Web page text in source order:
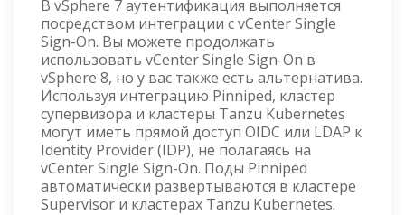
В vSphere 7 аутентификация выполняется
посредством интеграции с vCenter Single
Sign-On. Вы можете продолжать
использовать vCenter Single Sign-On в
vSphere 8, но у вас также есть альтернатива.
Используя интеграцию Pinniped, кластер
супервизора и кластеры Tanzu Kubernetes
могут иметь прямой доступ OIDC или LDAP к
Identity Provider (IDP), не полагаясь на
vCenter Single Sign-On. Поды Pinniped
автоматически развертываются в кластере
Supervisor и кластерах Tanzu Kubernetes.